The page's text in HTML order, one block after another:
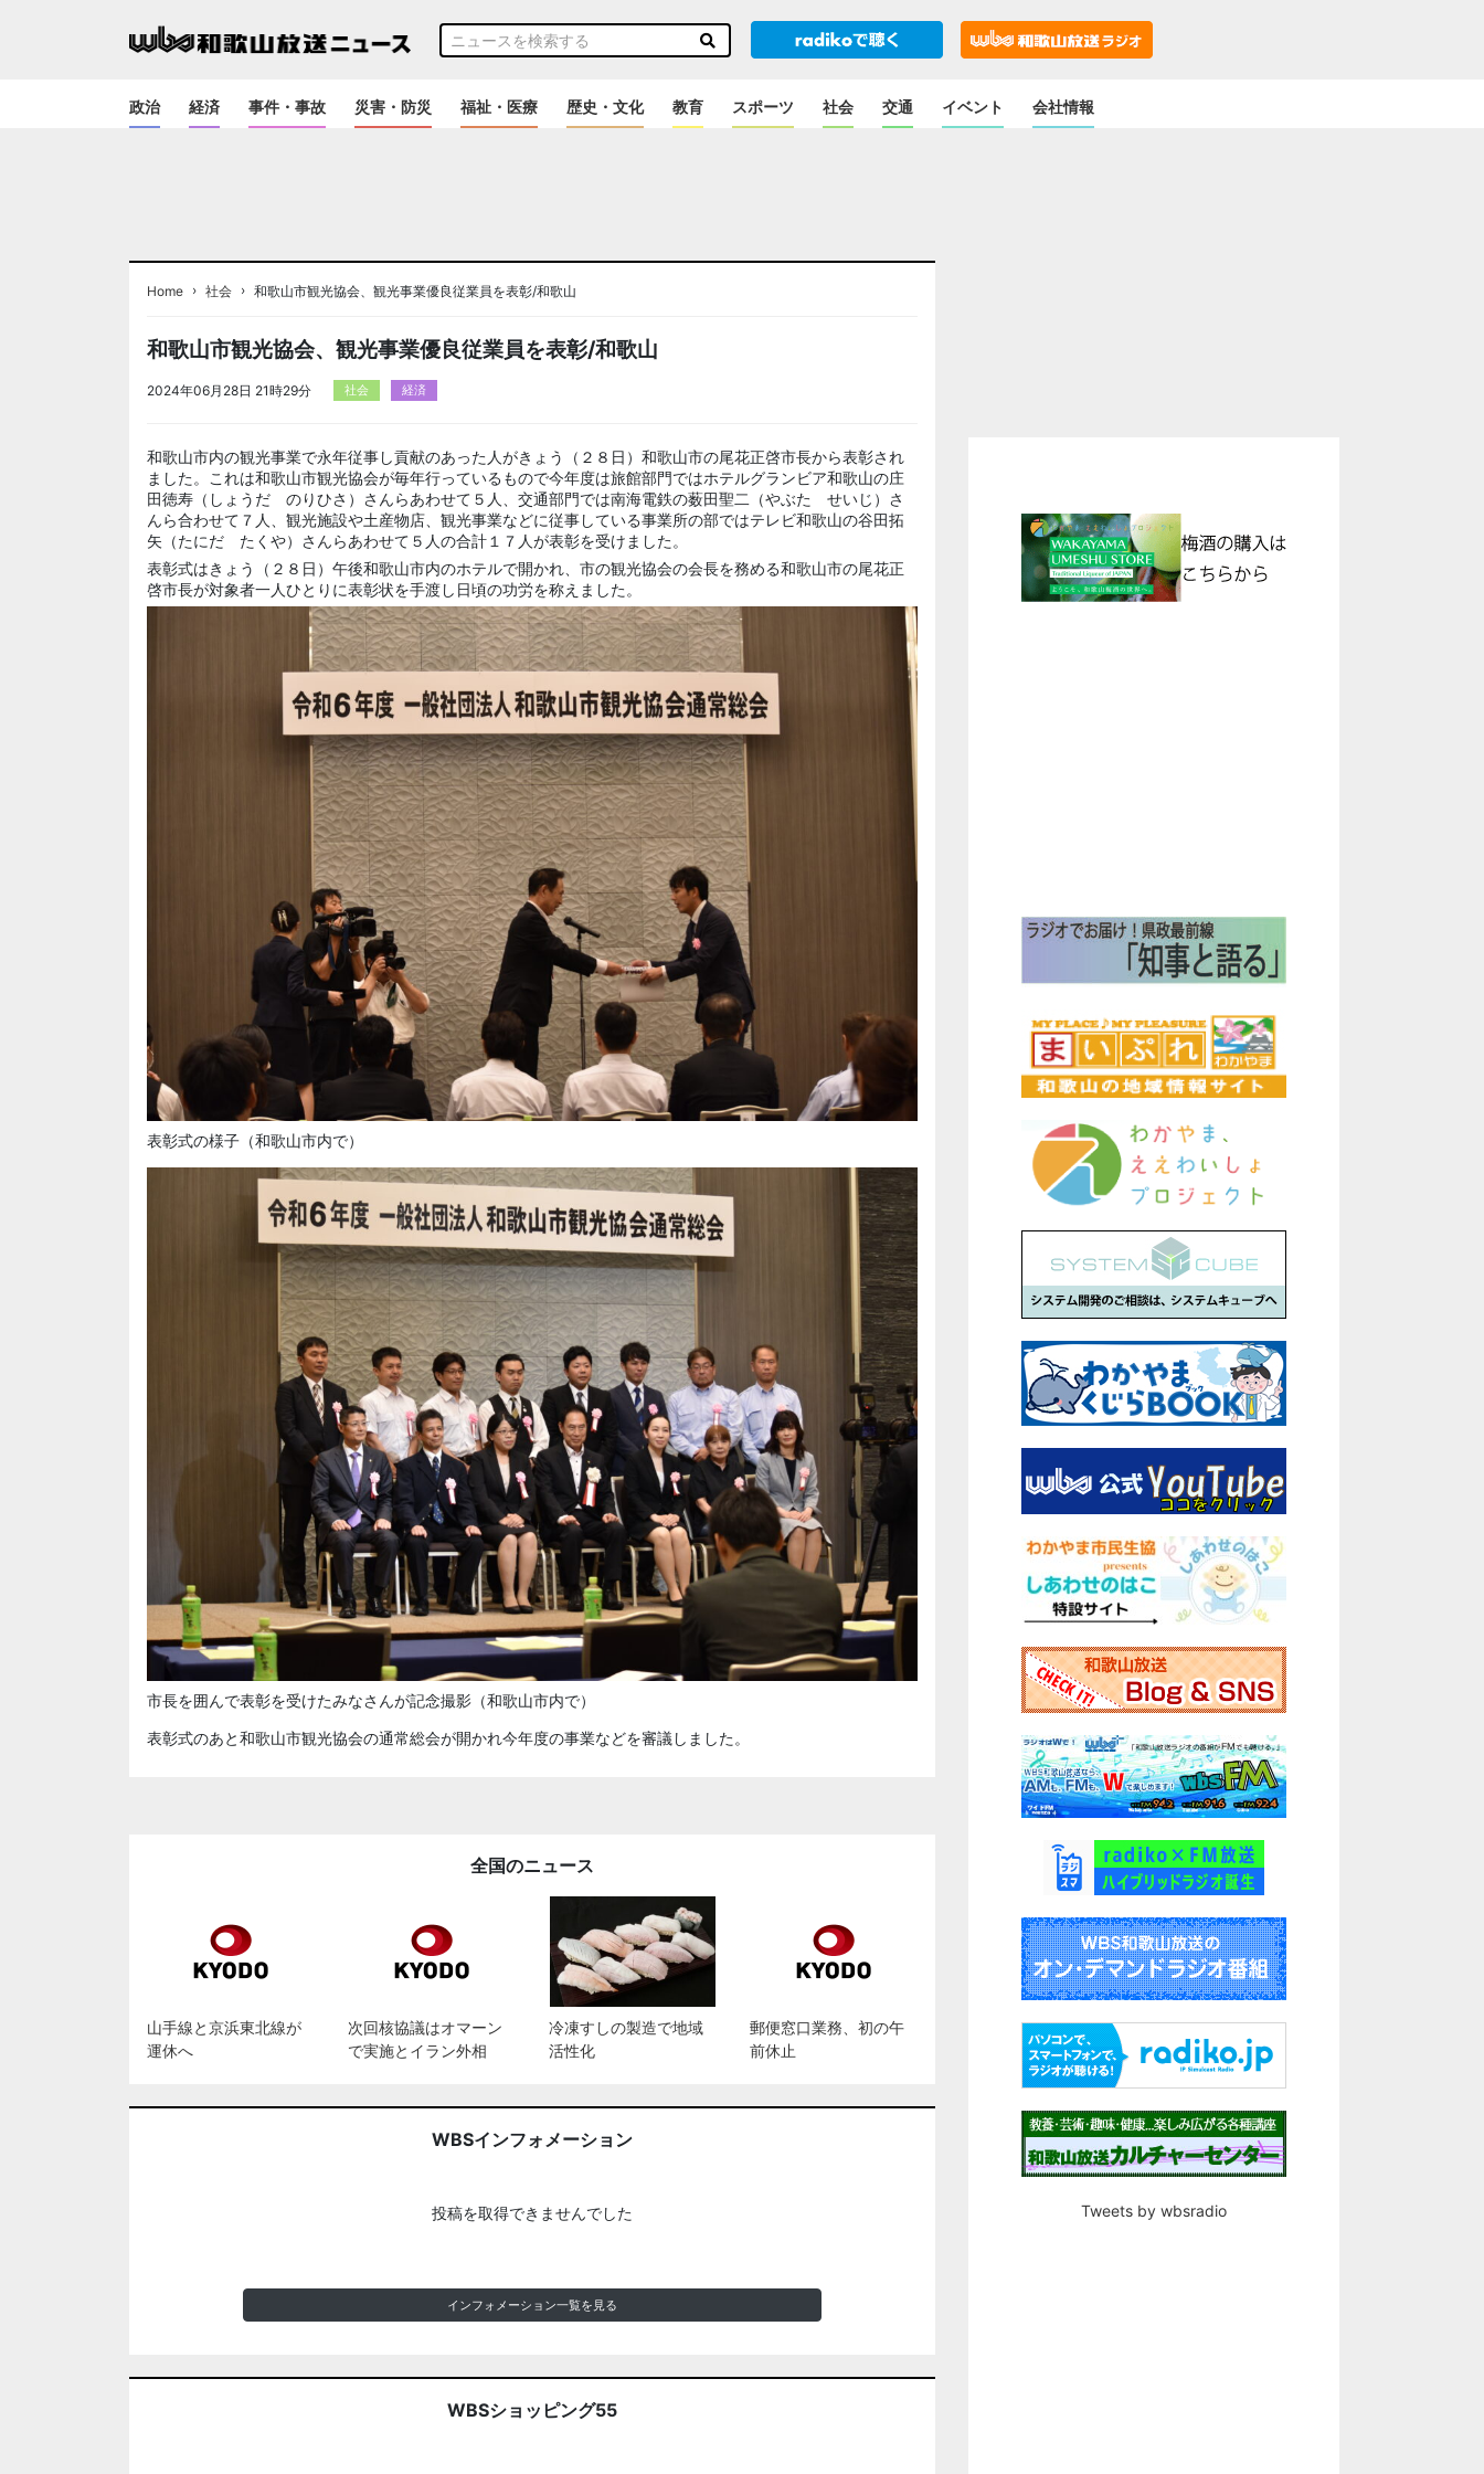
政治 経済 事件・事故 災害・防災 福祉・医療 歴史・文化 教育 スポーツ 社会 交通 イベント 会社情報
Home › 社会 › 和歌山市観光協会、観光事業優良従業員を表彰/和歌山
和歌山市観光協会、観光事業優良従業員を表彰/和歌山
2024年06月28日 21時29分 社会 経済
和歌山市内の観光事業で永年従事し貢献のあった人がきょう（２８日）和歌山市の尾花正啓市長から表彰され
ました。これは和歌山市観光協会が毎年行っているもので今年度は旅館部門ではホテルグランビア和歌山の庄
田徳寿（しょうだ のりひさ）さんらあわせて５人、交通部門では南海電鉄の薮田聖二（やぶた せいじ）さ
んら合わせて７人、観光施設や土産物店、観光事業などに従事している事業所の部ではテレビ和歌山の谷田拓
矢（たにだ たくや）さんらあわせて５人の合計１７人が表彰を受けました。
表彰式はきょう（２８日）午後和歌山市内のホテルで開かれ、市の観光協会の会長を務める和歌山市の尾花正
啓市長が対象者一人ひとりに表彰状を手渡し日頃の功労を称えました。
表彰式の様子（和歌山市内で）
市長を囲んで表彰を受けたみなさんが記念撮影（和歌山市内で）
表彰式のあと和歌山市観光協会の通常総会が開かれ今年度の事業などを審議しました。
全国のニュース
山手線と京浜東北線が
運休へ
次回核協議はオマーン
で実施とイラン外相
冷凍すしの製造で地域
活性化
郵便窓口業務、初の午
前休止
WBSインフォメーション
投稿を取得できませんでした
インフォメーション一覧を見る
WBSショッピング55
Tweets by wbsradio